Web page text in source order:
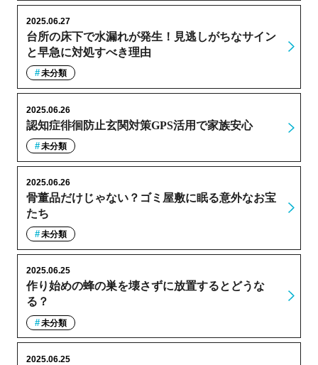
台所の床下で水漏れが発生！見逃しがちなサイン
と早急に対処すべき理由
2025.06.27
未分類
認知症徘徊防止玄関対策GPS活用で家族安心
2025.06.26
未分類
骨董品だけじゃない？ゴミ屋敷に眠る意外なお宝
たち
2025.06.26
未分類
作り始めの蜂の巣を壊さずに放置するとどうな
る？
2025.06.25
未分類
2025.06.25